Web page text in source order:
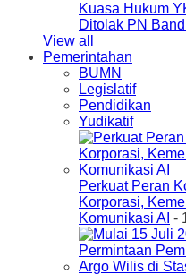
Kuasa Hukum
Ditolak PN
View all
Pemerintahan
BUMN
Legislatif
Pendidikan
Yudikatif
Perkuat Peran
Korporasi,
Komunikasi AI -